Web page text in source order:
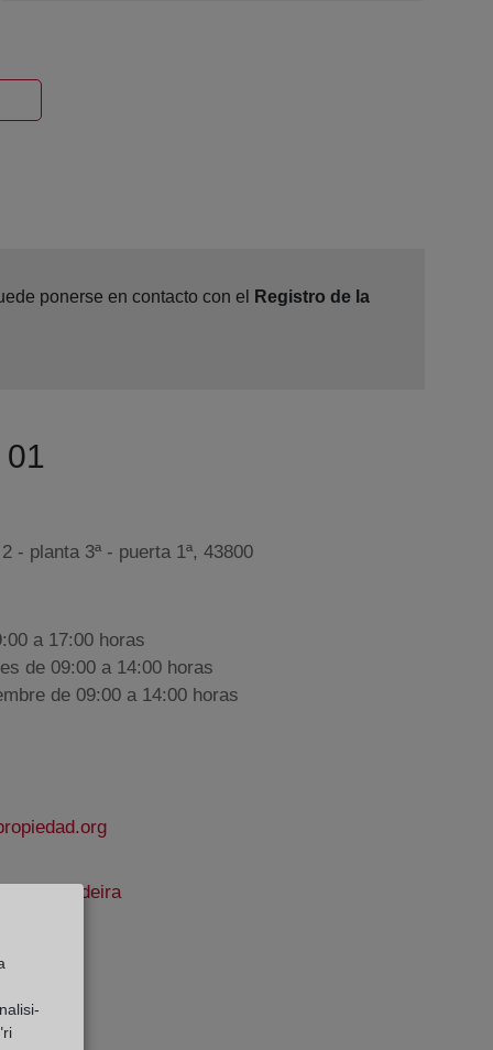
ponerse en contacto con el Registro de la
01
- planta 3ª - puerta 1ª, 43800
a 17:00 horas
de 09:00 a 14:00 horas
de 09:00 a 14:00 horas
Morandeira